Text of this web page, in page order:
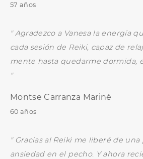
57 años
" Agradezco a Vanesa la energía
cada sesión de Reiki, capaz de
mente hasta quedarme dormida,
"
Montse Carranza Mariné
60 años
" Gracias al Reiki me liberé de
ansiedad en el pecho. Y ahora